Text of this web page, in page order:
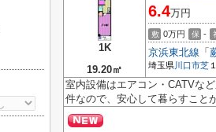
1K
19.20㎡
6.4万円
敷 0万円 保 -
京浜東北線 「
埼玉県川口市芝
室内設備はエアコン・CATVな
件なので、安心して暮らすこと